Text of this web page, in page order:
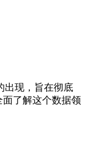
出现，旨在彻底
了解这个数据领